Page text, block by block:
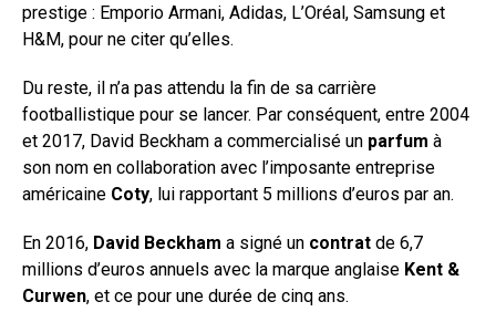
prestige : Emporio Armani, Adidas, L’Oréal, Samsung et
H&M, pour ne citer qu’elles.
Du reste, il n’a pas attendu la fin de sa carrière
footballistique pour se lancer. Par conséquent, entre 2004
et 2017, David Beckham a commercialisé un parfum à
son nom en collaboration avec l’imposante entreprise
américaine Coty, lui rapportant 5 millions d’euros par an.
En 2016, David Beckham a signé un contrat de 6,7
millions d’euros annuels avec la marque anglaise Kent &
Curwen, et ce pour une durée de cinq ans.